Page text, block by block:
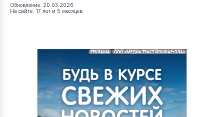
Обновление: 20.03.2026
На сайте: 17 лет и 5 месяцев